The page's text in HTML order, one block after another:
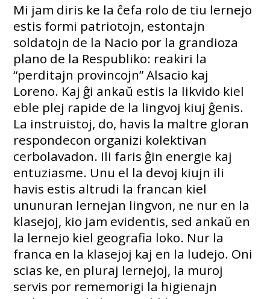
Mi jam diris ke la ĉefa rolo de tiu lernejo
estis formi patriotojn, estontajn
soldatojn de la Nacio por la grandioza
plano de la Respubliko: reakiri la
“perditajn provincojn” Alsacio kaj
Loreno. Kaj ĝi ankaŭ estis la likvido kiel
eble plej rapide de la lingvoj kiuj ĝenis.
La instruistoj, do, havis la maltre gloran
respondecon organizi kolektivan
cerbolavadon. Ili faris ĝin energie kaj
entuziasme. Unu el la devoj kiujn ili
havis estis altrudi la francan kiel
ununuran lernejan lingvon, ne nur en la
klasejoj, kio jam evidentis, sed ankaŭ en
la lernejo kiel geografia loko. Nur la
franca en la klasejoj kaj en la ludejo. Oni
scias ke, en pluraj lernejoj, la muroj
servis por rememorigi la higienajn